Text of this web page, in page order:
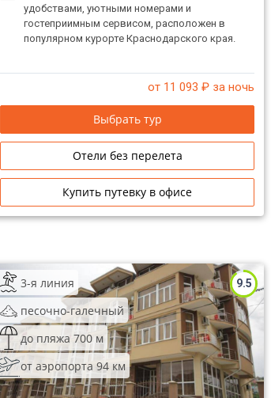
удобствами, уютными номерами и
гостеприимным сервисом, расположен в
популярном курорте Краснодарского края.
от 11 093 ₽ за ночь
Выбрать тур
Отели без перелета
Купить путевку в офисе
9.5
3-я линия
песочно-галечный
до пляжа 700 м
от аэропорта 94 км